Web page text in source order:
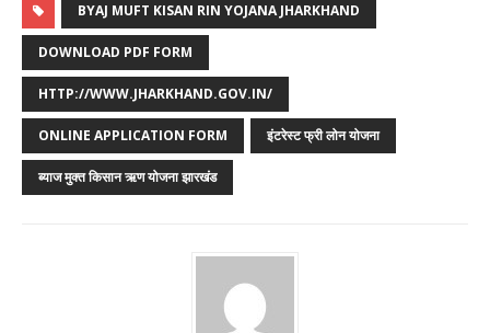
BYAJ MUFT KISAN RIN YOJANA JHARKHAND
DOWNLOAD PDF FORM
HTTP://WWW.JHARKHAND.GOV.IN/
ONLINE APPLICATION FORM इंटरेस्ट फ्री लोन योजना
ब्याज मुक्त किसान ऋण योजना झारखंड